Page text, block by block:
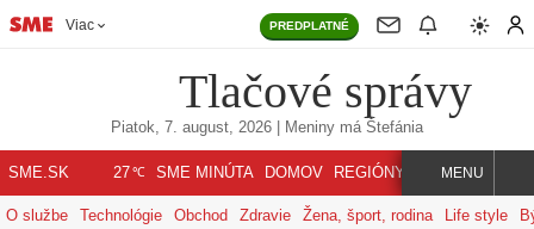
Viac PREDPLATNÉ
Tlačové správy
Piatok, 7. august, 2026 | Meniny má Štefánia
SME.SK 27℃ SME MINÚTA DOMOV REGIÓNY INDEX SVET
MENU
O službe Technológie Obchod Zdravie Žena, šport, rodina Life style